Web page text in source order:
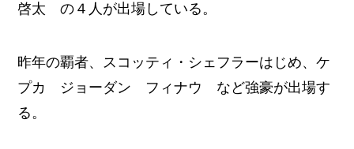
啓太 の４人が出場している。
昨年の覇者、スコッティ・シェフラーはじめ、ケ
プカ ジョーダン フィナウ など強豪が出場す
る。